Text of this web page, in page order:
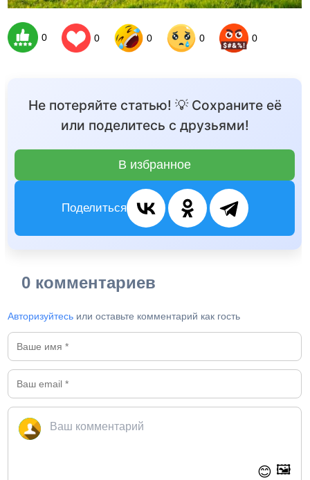
0 0 0 0 0
Не потеряйте статью! 💡 Сохраните её
или поделитесь с друзьями!
В избранное
Поделиться
0 комментариев
Авторизуйтесь или оставьте комментарий как гость
😊 🖼️